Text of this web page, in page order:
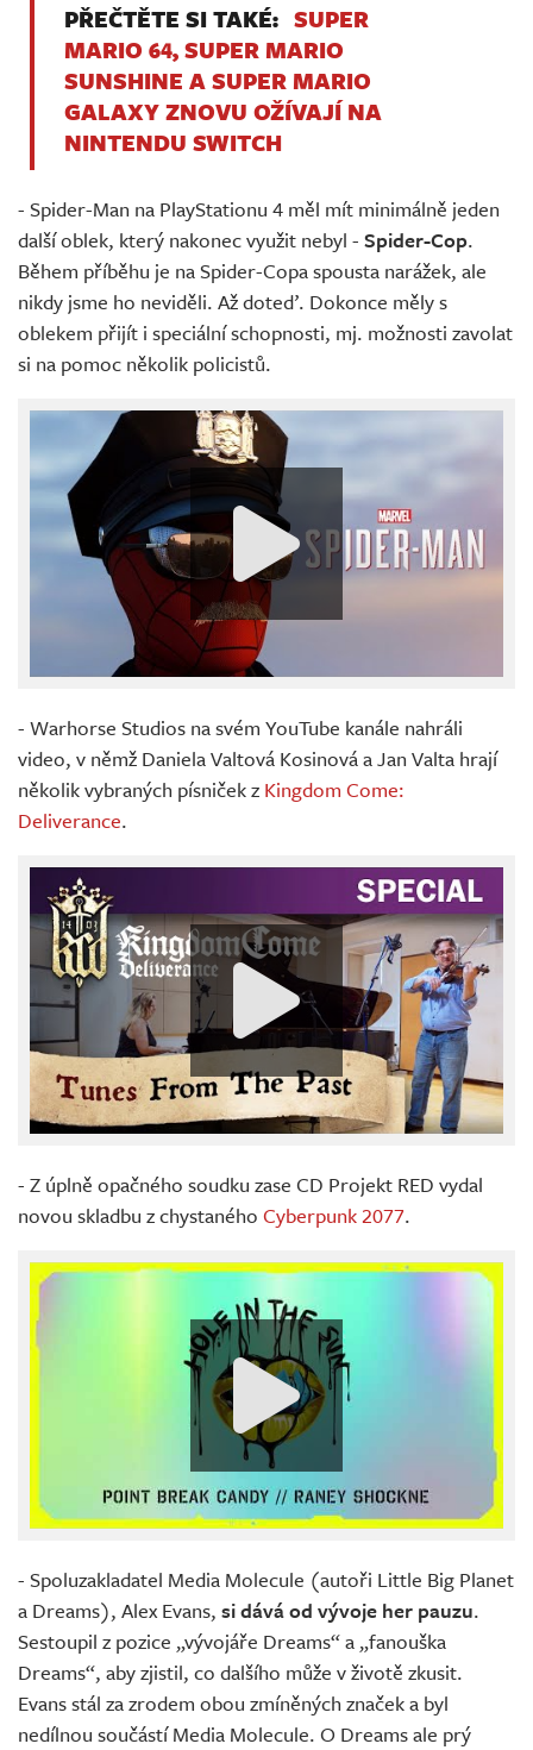
PŘEČTĚTE SI TAKÉ: SUPER
MARIO 64, SUPER MARIO
SUNSHINE A SUPER MARIO
GALAXY ZNOVU OŽÍVAJÍ NA
NINTENDU SWITCH
- Spider-Man na PlayStationu 4 měl mít minimálně jeden
další oblek, který nakonec využit nebyl - Spider-Cop.
Během příběhu je na Spider-Copa spousta narážek, ale
nikdy jsme ho neviděli. Až doteď. Dokonce měly s
oblekem přijít i speciální schopnosti, mj. možnosti zavolat
si na pomoc několik policistů.
- Warhorse Studios na svém YouTube kanále nahráli
video, v němž Daniela Valtová Kosinová a Jan Valta hrají
několik vybraných písniček z Kingdom Come:
Deliverance.
- Z úplně opačného soudku zase CD Projekt RED vydal
novou skladbu z chystaného Cyberpunk 2077.
- Spoluzakladatel Media Molecule (autoři Little Big Planet
a Dreams), Alex Evans, si dává od vývoje her pauzu.
Sestoupil z pozice „vývojáře Dreams“ a „fanouška
Dreams“, aby zjistil, co dalšího může v životě zkusit.
Evans stál za zrodem obou zmíněných značek a byl
nedílnou součástí Media Molecule. O Dreams ale prý